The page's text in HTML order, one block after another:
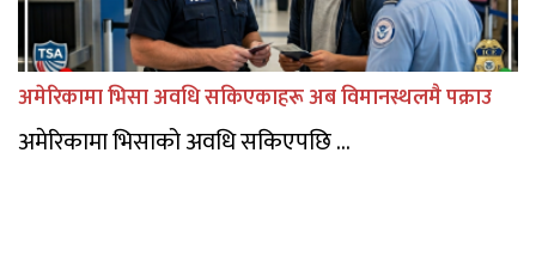
अमेरिकामा भिसा अवधि सकिएकाहरू अब विमानस्थलमै पक्राउ
अमेरिकामा भिसाको अवधि सकिएपछि ...